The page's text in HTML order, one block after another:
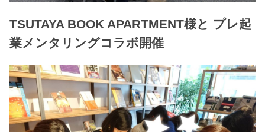
TSUTAYA BOOK APARTMENT様と プレ起
業メンタリングコラボ開催